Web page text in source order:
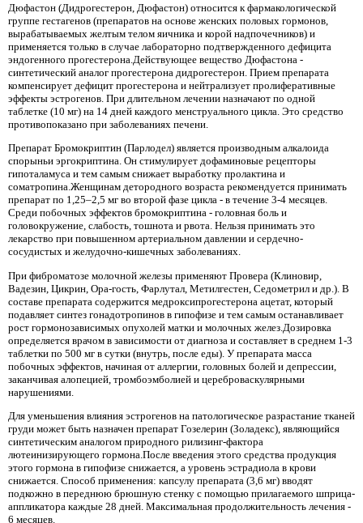
Дюфастон (Дидрогестерон, Дюфастон) относится к фармакологической
группе гестагенов (препаратов на основе женских половых гормонов,
вырабатываемых желтым телом яичника и корой надпочечников) и
применяется только в случае лабораторно подтвержденного дефицита
эндогенного прогестерона.Действующее вещество Дюфастона -
синтетический аналог прогестерона дидрогестерон. Прием препарата
компенсирует дефицит прогестерона и нейтрализует пролиферативные
эффекты эстрогенов. При длительном лечении назначают по одной
таблетке (10 мг) на 14 дней каждого менструального цикла. Это средство
противопоказано при заболеваниях печени.
Препарат Бромокриптин (Парлодел) является производным алкалоида
спорыньи эргокриптина. Он стимулирует дофаминовые рецепторы
гипоталамуса и тем самым снижает выработку пролактина и
соматропина.Женщинам детородного возраста рекомендуется принимать
препарат по 1,25–2,5 мг во второй фазе цикла - в течение 3-4 месяцев.
Среди побочных эффектов бромокриптина - головная боль и
головокружение, слабость, тошнота и рвота. Нельзя принимать это
лекарство при повышенном артериальном давлении и сердечно-
сосудистых и желудочно-кишечных заболеваниях.
При фиброматозе молочной железы применяют Провера (Клиновир,
Вадезин, Цикрин, Ора-гость, Фарлутал, Метилгестен, Седометрил и др.). В
составе препарата содержится медроксипрогестерона ацетат, который
подавляет синтез гонадотропинов в гипофизе и тем самым останавливает
рост гормонозависимых опухолей матки и молочных желез.Дозировка
определяется врачом в зависимости от диагноза и составляет в среднем 1-3
таблетки по 500 мг в сутки (внутрь, после еды). У препарата масса
побочных эффектов, начиная от аллергии, головных болей и депрессии,
заканчивая алопецией, тромбоэмболией и цереброваскулярными
нарушениями.
Для уменьшения влияния эстрогенов на патологическое разрастание тканей
груди может быть назначен препарат Гозелерин (Золадекс), являющийся
синтетическим аналогом природного рилизинг-фактора
лютеинизирующего гормона.После введения этого средства продукция
этого гормона в гипофизе снижается, а уровень эстрадиола в крови
снижается. Способ применения: капсулу препарата (3,6 мг) вводят
подкожно в переднюю брюшную стенку с помощью прилагаемого шприца-
аппликатора каждые 28 дней. Максимальная продолжительность лечения -
6 месяцев.